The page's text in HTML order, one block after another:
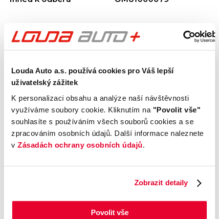
Louda Auto a.s. používá cookies pro Váš lepší
uživatelský zážitek
K personalizaci obsahu a analýze naší návštěvnosti
využíváme soubory cookie. Kliknutím na "Povolit vše"
souhlasíte s používáním všech souborů cookies a se
zpracováním osobních údajů. Další informace naleznete
v Zásadách ochrany osobních údajů.
Zobrazit detaily
Povolit vše
Výbava
Vnější vzhled a výbava
Komfort
Multimédia
Bezpečnost a technika
Údaje obsažené v této kartě vozu mají
informativní charakter. Tato indikativní nabídka